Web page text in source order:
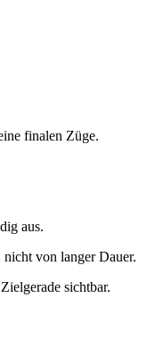
finalen Züge.
aus.
von langer Dauer.
sichtbar.